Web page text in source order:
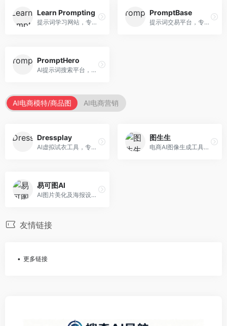
Learn Prompting
提示词学习网站，专注于提示词工程教育。面向AI学习者，提供提示词教程、最佳实践、案例研究等资源，教学内容系统。
PromptBase
提示词交易平台，专注于高质量提示词买卖。面向AI创作者，提供提示词交易、模板购买、创作者收益等服务，提示词质量高。
PromptHero
AI提示词搜索平台，整合多种AI工具提示词资源。面向AI创作者，提供提示词搜索、模板库、社区分享等服务，提示词资源丰富。
AI电商模特/商品图 AI电商营销
Dressplay
AI虚拟试衣工具，专注于服装电商体验。面向服装电商，提供虚拟试穿、尺码推荐、穿搭建议等服务，试衣体验真实。
图生生
电商AI图像生成工具，专注于商品图创作。面向电商卖家，提供商品图生成、背景替换、批量处理等服务，商品图质量高。
易可图AI
AI图片美化及海报设计平台，专注于电商视觉设计。面向电商卖家，提供图片美化、海报设计、营销素材等服务，设计效率高。
友情链接
更多链接